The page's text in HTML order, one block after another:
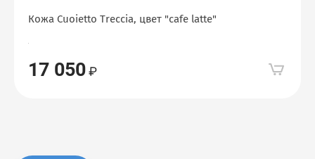
Кожа Cuoietto Treccia, цвет "сafe latte"
17 050